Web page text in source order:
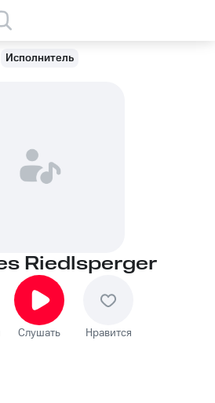
Исполнитель
Riedlsperger
Слушать Нравится